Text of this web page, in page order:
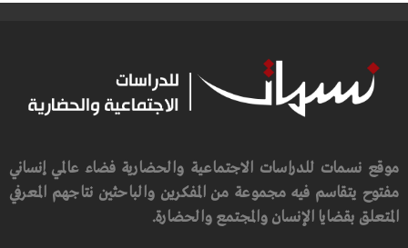
موقع نسمات للدراسات الاجتماعية والحضارية فضاء عالمي إنساني
مفتوح يتقاسم فيه مجموعة من المفكرين والباحثين نتاجهم المعرفي
المتعلق بقضايا الإنسان والمجتمع والحضارة.